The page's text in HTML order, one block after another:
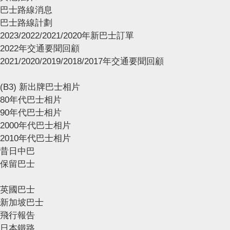
巴士路線消息
巴士路線計劃
2023/2022/2021/2020年新巴士訂單
2022年交通要聞回顧
2021/2020/2019/2018/2017年交通要聞回顧
(B3) 新出牌巴士相片
80年代巴士相片
90年代巴士相片
2000年代巴士相片
2010年代巴士相片
昔日中巴
保留巴士
英國巴士
新加坡巴士
飛行報告
日本鐵路